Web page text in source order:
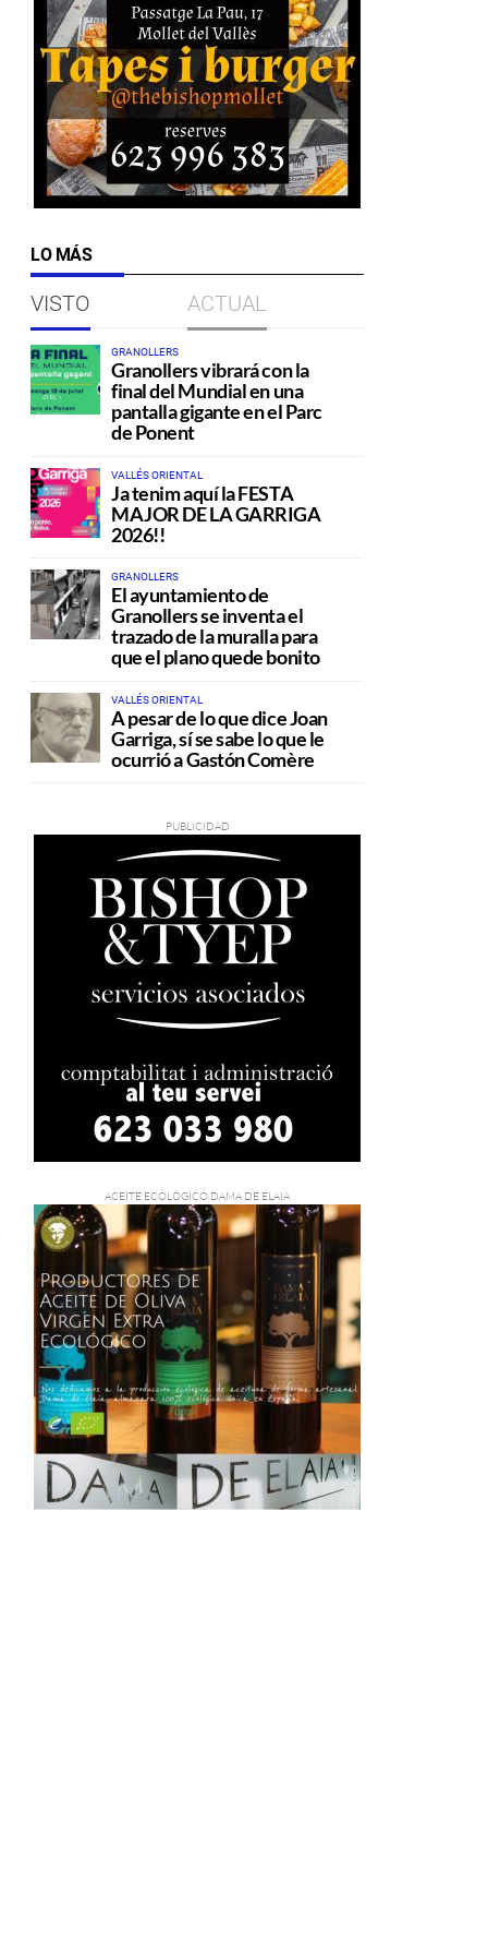
LO MÁS
VISTO ACTUAL
GRANOLLERS
Granollers vibrará con la
final del Mundial en una
pantalla gigante en el Parc
de Ponent
VALLÉS ORIENTAL
Ja tenim aquí la FESTA
MAJOR DE LA GARRIGA
2026!!
GRANOLLERS
El ayuntamiento de
Granollers se inventa el
trazado de la muralla para
que el plano quede bonito
VALLÉS ORIENTAL
A pesar de lo que dice Joan
Garriga, sí se sabe lo que le
ocurrió a Gastón Comère